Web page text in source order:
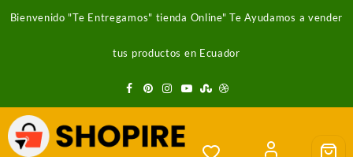
Bienvenido "Te Entregamos" tienda Online" Te Ayudamos a vender
tus productos en Ecuador